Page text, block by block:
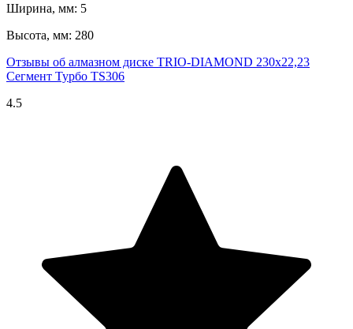
Ширина, мм: 5
Высота, мм: 280
Отзывы об алмазном диске TRIO-DIAMOND 230х22,23
Сегмент Турбо TS306
4.5